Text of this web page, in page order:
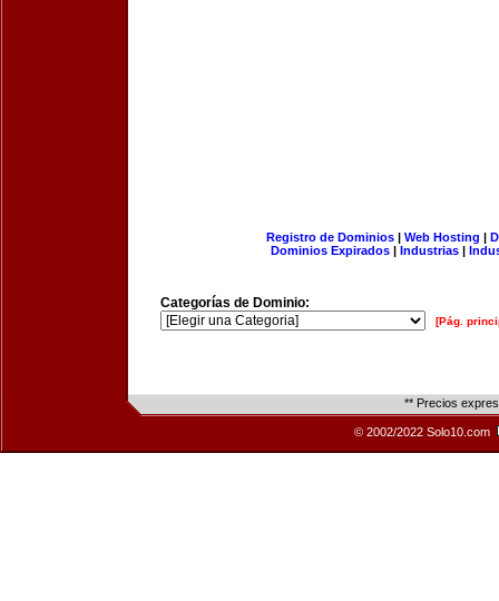
Registro de Dominios| Web Hosting |
Dominios Expirados | Industrias |
Categorías de Dominio:
[Pág.
** Precios
© 2002/2022 Solo10.com